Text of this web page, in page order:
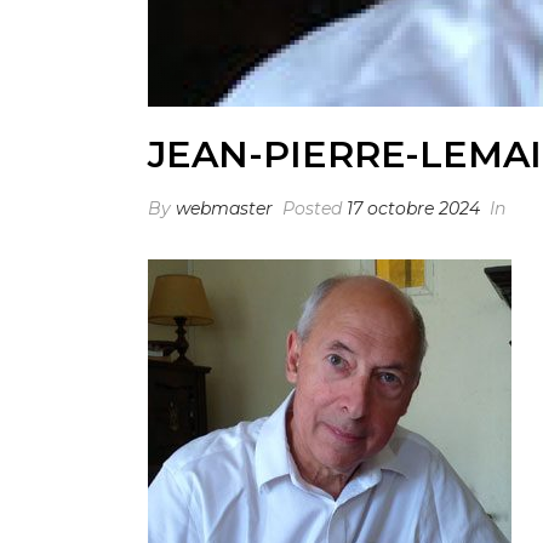
JEAN-PIERRE-
By webmaster Posted 17 octobre 2024 In